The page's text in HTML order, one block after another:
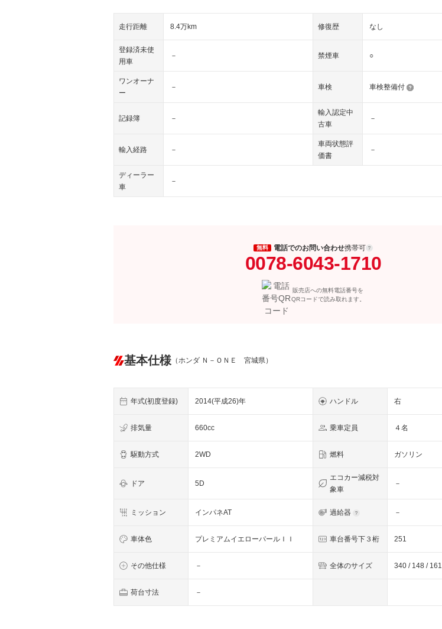
走行距離 8.4万km 修復歴 なし
登録済未使
用車
－ 禁煙車 ○
ワンオーナ
ー
－ 車検 車検整備付
記録簿 －
輸入認定中
古車
－
輸入経路 －
車両状態評
価書
－
ディーラー
車
－
無料 電話でのお問い合わせ携帯可
0078-6043-1710
販売店への無料電話番号を
QRコードで読み取れます。
基本仕様 （ホンダ Ｎ－ＯＮＥ 宮城県）
年式(初度登録) 2014(平成26)年 ハンドル 右
排気量 660cc 乗車定員 ４名
駆動方式 2WD 燃料 ガソリン
ドア 5D
エコカー減税対
象車
－
ミッション インパネAT 過給器 －
車体色 プレミアムイエローパールＩＩ 車台番号下３桁 251
その他仕様 － 全体のサイズ 340 / 148 / 161
荷台寸法 －